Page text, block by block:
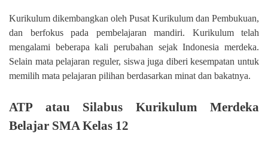
Kurikulum dikembangkan oleh Pusat Kurikulum dan Pembukuan,
dan berfokus pada pembelajaran mandiri. Kurikulum telah
mengalami beberapa kali perubahan sejak Indonesia merdeka.
Selain mata pelajaran reguler, siswa juga diberi kesempatan untuk
memilih mata pelajaran pilihan berdasarkan minat dan bakatnya.
ATP atau Silabus Kurikulum Merdeka
Belajar SMA Kelas 12